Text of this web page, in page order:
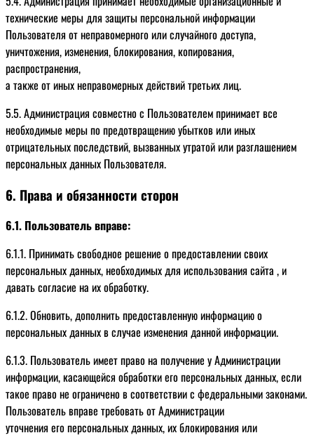
Скоростные ПВХ ворота
Скоростные складные ворота
Скоростные спиральные ворота
Скоростные рулонные ворота
Скоростные ворота для автомоек,
холодильных камер и
пищевой промышленности
Секционные промышленные ворота
Рулонные промышленные ворота
Внешние откатные ворота
Внутренние откатные ворота
Скоростные ворота для склада
Установка скоростных ворот
Портфолио
Стоимость
О компании
Отзывы
Статьи
Контакты
технические меры для защиты персональной информации
Пользователя от неправомерного или случайного доступа,
уничтожения, изменения, блокирования, копирования,
распространения,
а также от иных неправомерных действий третьих лиц.
5.5. Администрация совместно с Пользователем принимает все
необходимые меры по предотвращению убытков или иных
отрицательных последствий, вызванных утратой или разглашением
персональных данных Пользователя.
6. Права и обязанности сторон
6.1. Пользователь вправе:
6.1.1. Принимать свободное решение о предоставлении своих
персональных данных, необходимых для использования сайта , и
давать согласие на их обработку.
6.1.2. Обновить, дополнить предоставленную информацию о
персональных данных в случае изменения данной информации.
6.1.3. Пользователь имеет право на получение у Администрации
информации, касающейся обработки его персональных данных, если
такое право не ограничено в соответствии с федеральными законами.
Пользователь вправе требовать от Администрации
уточнения его персональных данных, их блокирования или